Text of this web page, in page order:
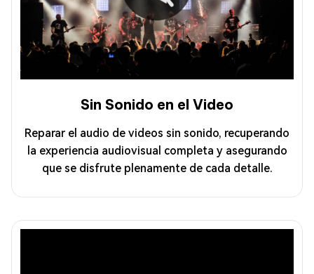
Sin Sonido en el Video
Reparar el audio de videos sin sonido, recuperando
la experiencia audiovisual completa y asegurando
que se disfrute plenamente de cada detalle.